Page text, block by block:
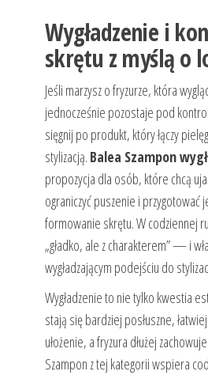
Wygładzenie i
skrętu z myślą o
Jeśli marzysz o fryzurze, która
jednocześnie pozostaje pod
sięgnij po produkt, który łączy
stylizacją. Balea Szampon
propozycja dla osób, które chcą
ograniczyć puszenie i przygotować
formowanie skrętu. W codziennej
„gładko, ale z charakterem” — i
wygładzającym podejściu do
Wygładzenie to nie tylko kwestia
stają się bardziej posłuszne,
ułożenie, a fryzura dłużej
Szampon z tej kategorii wspiera